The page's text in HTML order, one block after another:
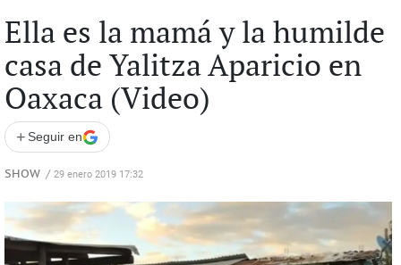
Ella es la mamá y la humilde
casa de Yalitza Aparicio en
Oaxaca (Video)
+ Seguir en
SHOW / 29 enero 2019 17:32